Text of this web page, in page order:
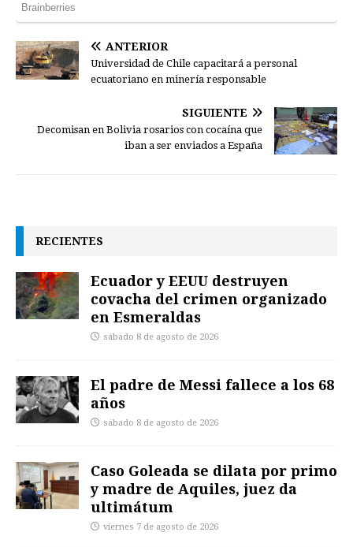
ANTERIOR
Universidad de Chile capacitará a personal
ecuatoriano en minería responsable
SIGUIENTE
Decomisan en Bolivia rosarios con cocaína que
iban a ser enviados a España
RECIENTES
Ecuador y EEUU destruyen
covacha del crimen organizado
en Esmeraldas
sábado 8 de agosto de 2026
El padre de Messi fallece a los 68
años
sábado 8 de agosto de 2026
Caso Goleada se dilata por primo
y madre de Aquiles, juez da
ultimátum
viernes 7 de agosto de 2026